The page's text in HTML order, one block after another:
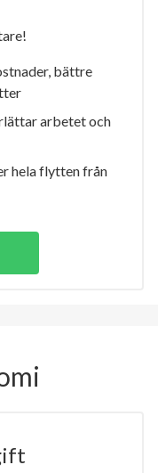
bättre
arbetet och
hela flytten från